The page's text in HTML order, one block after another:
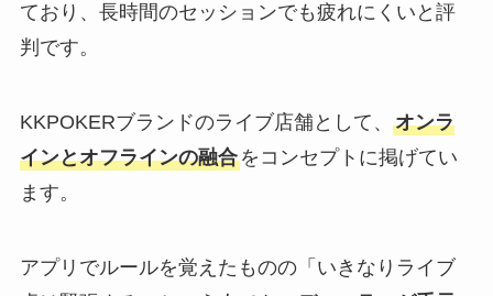
ており、長時間のセッションでも疲れにくいと評
判です。
KKPOKERブランドのライブ店舗として、 オンラ
インとオフラインの融合をコンセプトに掲げてい
ます。
アプリでルールを覚えたものの「いきなりライブ